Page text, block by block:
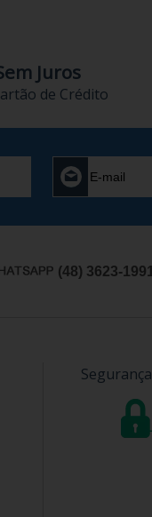
Juros
de Crédito
(48) 3623-1991
Segurança